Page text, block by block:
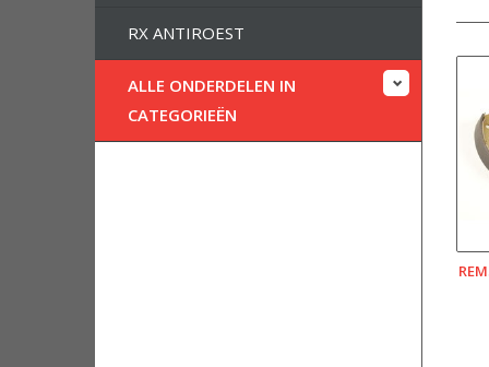
RX ANTIROEST
ALLE ONDERDELEN IN
CATEGORIEËN